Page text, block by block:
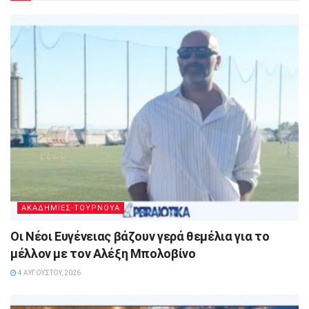
ΑΚΑΔΗΜΙΕΣ-ΤΟΥΡΝΟΥΑ
Οι Νέοι Ευγένειας βάζουν γερά θεμέλια για το
μέλλον με τον Αλέξη Μπολοβίνο
4 ΑΥΓΟΎΣΤΟΥ, 2026